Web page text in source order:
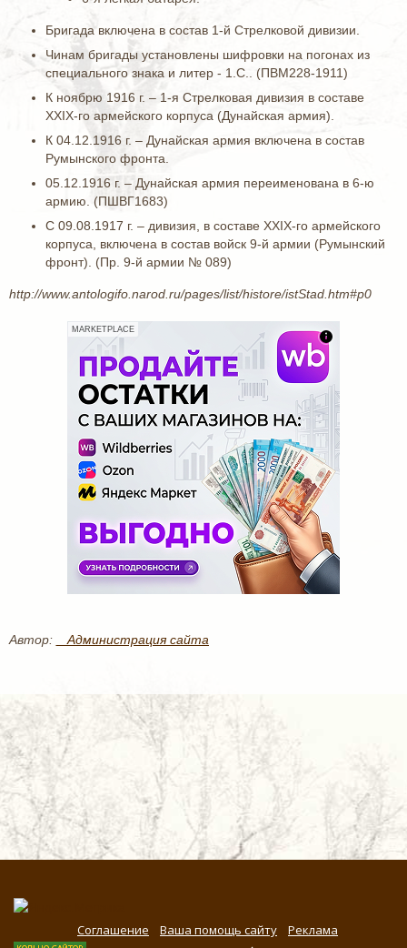
Бригада включена в состав 1-й Стрелковой дивизии.
Чинам бригады установлены шифровки на погонах из
специального знака и литер - 1.С.. (ПВМ228-1911)
К ноябрю 1916 г. – 1-я Стрелковая дивизия в составе
XXIX-го армейского корпуса (Дунайская армия).
К 04.12.1916 г. – Дунайская армия включена в состав
Румынского фронта.
05.12.1916 г. – Дунайская армия переименована в 6-ю
армию. (ПШВГ1683)
С 09.08.1917 г. – дивизия, в составе XXIX-го армейского
корпуса, включена в состав войск 9-й армии (Румынский
фронт). (Пр. 9-й армии № 089)
http://www.antologifo.narod.ru/pages/list/histore/istStad.htm#p0
MARKETPLACE
Автор: _ Администрация сайта
Соглашение Ваша помощь сайту Реклама